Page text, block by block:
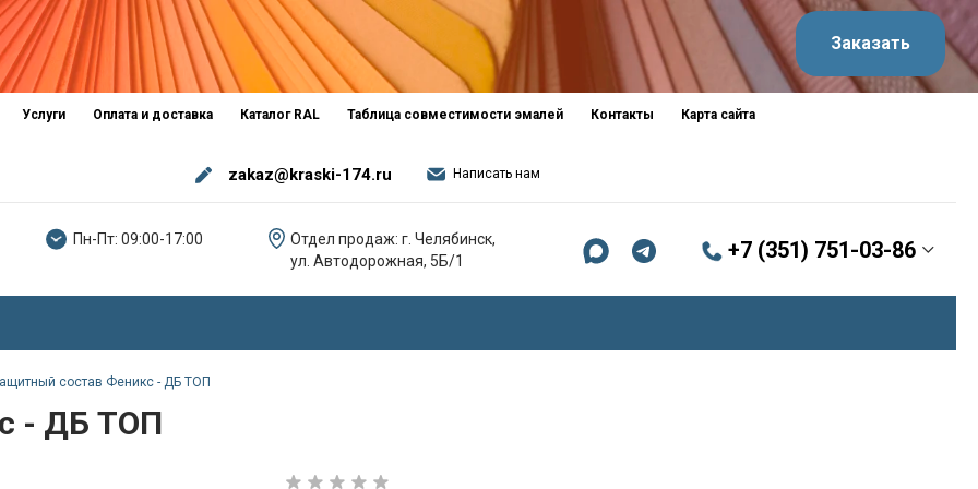
Заказать
Услуги Оплата и доставка Каталог RAL Таблица совместимости эмалей Контакты Карта сайта
zakaz@kraski-174.ru Написать нам
Пн-Пт: 09:00-17:00
Отдел продаж: г. Челябинск,
ул. Автодорожная, 5Б/1
+7 (351) 751-03-86
состав Феникс - ДБ ТОП
- ДБ ТОП